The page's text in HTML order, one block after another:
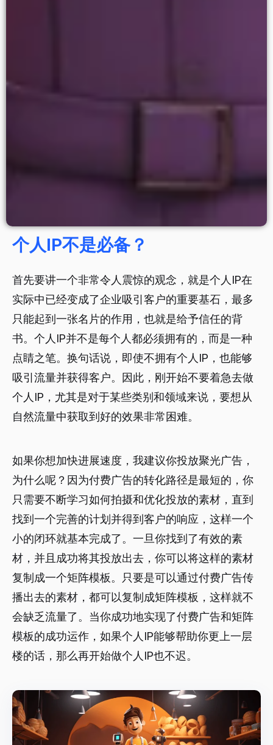
个人IP不是必备？
首先要讲一个非常令人震惊的观念，就是个人IP在
实际中已经变成了企业吸引客户的重要基石，最多
只能起到一张名片的作用，也就是给予信任的背
书。个人IP并不是每个人都必须拥有的，而是一种
点睛之笔。换句话说，即使不拥有个人IP，也能够
吸引流量并获得客户。因此，刚开始不要着急去做
个人IP，尤其是对于某些类别和领域来说，要想从
自然流量中获取到好的效果非常困难。
如果你想加快进展速度，我建议你投放聚光广告，
为什么呢？因为付费广告的转化路径是最短的，你
只需要不断学习如何拍摄和优化投放的素材，直到
找到一个完善的计划并得到客户的响应，这样一个
小的闭环就基本完成了。一旦你找到了有效的素
材，并且成功将其投放出去，你可以将这样的素材
复制成一个矩阵模板。只要是可以通过付费广告传
播出去的素材，都可以复制成矩阵模板，这样就不
会缺乏流量了。当你成功地实现了付费广告和矩阵
模板的成功运作，如果个人IP能够帮助你更上一层
楼的话，那么再开始做个人IP也不迟。